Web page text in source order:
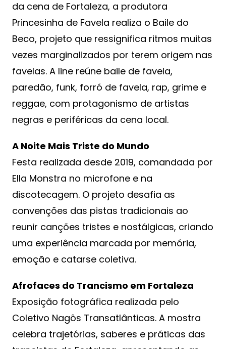
da cena de Fortaleza, a produtora
Princesinha de Favela realiza o Baile do
Beco, projeto que ressignifica ritmos muitas
vezes marginalizados por terem origem nas
favelas. A line reúne baile de favela,
paredão, funk, forró de favela, rap, grime e
reggae, com protagonismo de artistas
negras e periféricas da cena local.
A Noite Mais Triste do Mundo
Festa realizada desde 2019, comandada por
Ella Monstra no microfone e na
discotecagem. O projeto desafia as
convenções das pistas tradicionais ao
reunir canções tristes e nostálgicas, criando
uma experiência marcada por memória,
emoção e catarse coletiva.
Afrofaces do Trancismo em Fortaleza
Exposição fotográfica realizada pelo
Coletivo Nagôs Transatlânticas. A mostra
celebra trajetórias, saberes e práticas das